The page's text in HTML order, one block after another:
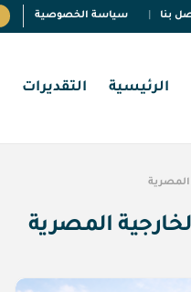
بنا سياسة الخصوصية
الرئيسية التقديرات
المصرية
المصرية